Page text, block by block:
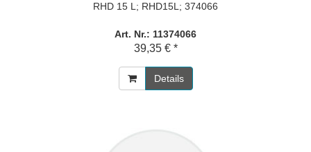
RHD 15 L; RHD15L; 374066
Art. Nr.: 11374066
39,35 € *
Details